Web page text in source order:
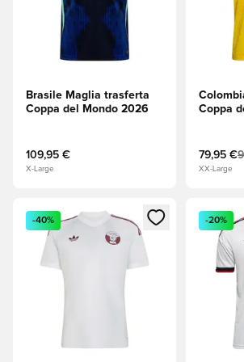
Brasile Maglia trasferta
Coppa del Mondo 2026
109,95 €
X-Large
Coppa
79,95 €
XX-Large
Apre una finestra modale per
-40%
Apre
-20%